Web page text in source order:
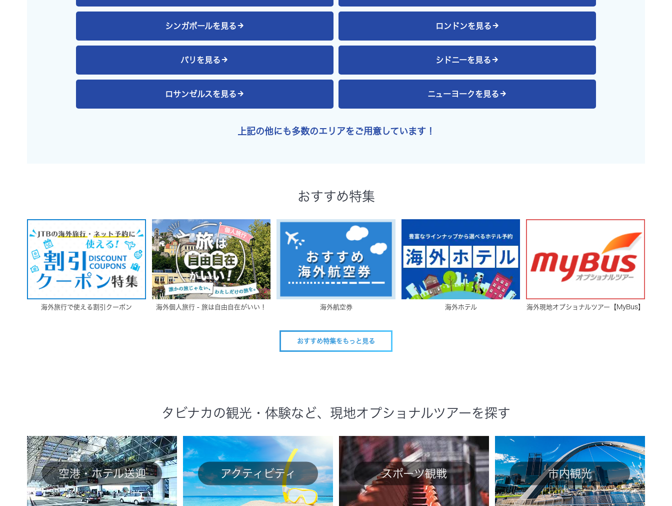
シンガポールを見る ロンドンを見る
パリ を見る シドニーを見る
ロサンゼルスを見る ニューヨークを見る
上記の他にも多数のエリアを ご用意しています！
おすすめ特集
海外旅行で使える割引クーポン 海外個人旅行 - 旅は自由自在がいい！ 海外航空券 海外ホテル 海外現地オプショナルツアー【MyBus】
おすすめ特集をもっと見る
タビナカの観光・体験など、現地オプショナルツアーを探す
空港・ホテル送迎 アクティビティ スポーツ観戦 市内観光